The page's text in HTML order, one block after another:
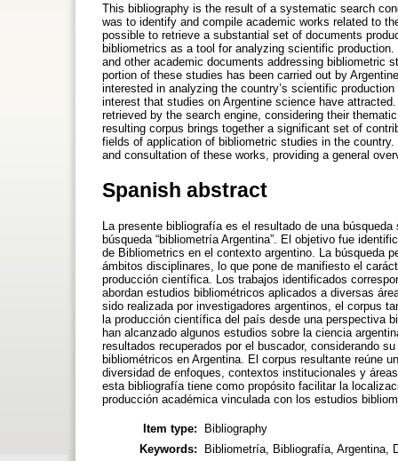
This bibliography is the result of a systematic search
was to identify and compile academic works related to
possible to retrieve a substantial set of documents
bibliometrics as a tool for analyzing scientific
and other academic documents addressing bibliometric
portion of these studies has been carried out by
interested in analyzing the country’s scientific
interest that studies on Argentine science have
retrieved by the search engine, considering their
resulting corpus brings together a significant set of
fields of application of bibliometric studies in the
and consultation of these works, providing a general
Spanish abstract
La presente bibliografía es el resultado de una
búsqueda “bibliometría Argentina”. El objetivo fue
de Bibliometrics en el contexto argentino. La búsqueda
ámbitos disciplinares, lo que pone de manifiesto el
producción científica. Los trabajos identificados
abordan estudios bibliométricos aplicados a diversas
sido realizada por investigadores argentinos, el corpus
la producción científica del país desde una perspectiva
han alcanzado algunos estudios sobre la ciencia
resultados recuperados por el buscador, considerando
bibliométricos en Argentina. El corpus resultante reúne
diversidad de enfoques, contextos institucionales y
esta bibliografía tiene como propósito facilitar la
producción académica vinculada con los estudios
Item type:
Bibliography
Keywords:
Bibliometría, Bibliografía, Argentina,